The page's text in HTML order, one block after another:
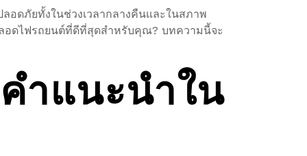
อดภัยทั้งในช่วงเวลากลางคืนและในสภาพ
อดไฟรถยนต์ที่ดีที่สุดสำหรับคุณ? บทความนี้จะ
ำแนะนำใน